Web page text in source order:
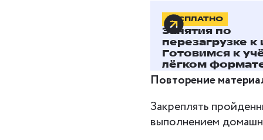
БЕСПЛАТНО
Занятия по
перезагрузке к
Готовимся к
лёгком
Отдых от гаджетов
Важно ввести
или откладывать
Повторение
Закреплять
выполнением